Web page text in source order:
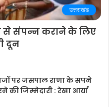
उत्तराखंड
संपन्न कराने के लिए
दून
पर जसपाल राणा के सपने
की जिम्मेदारी : रेखा आर्या